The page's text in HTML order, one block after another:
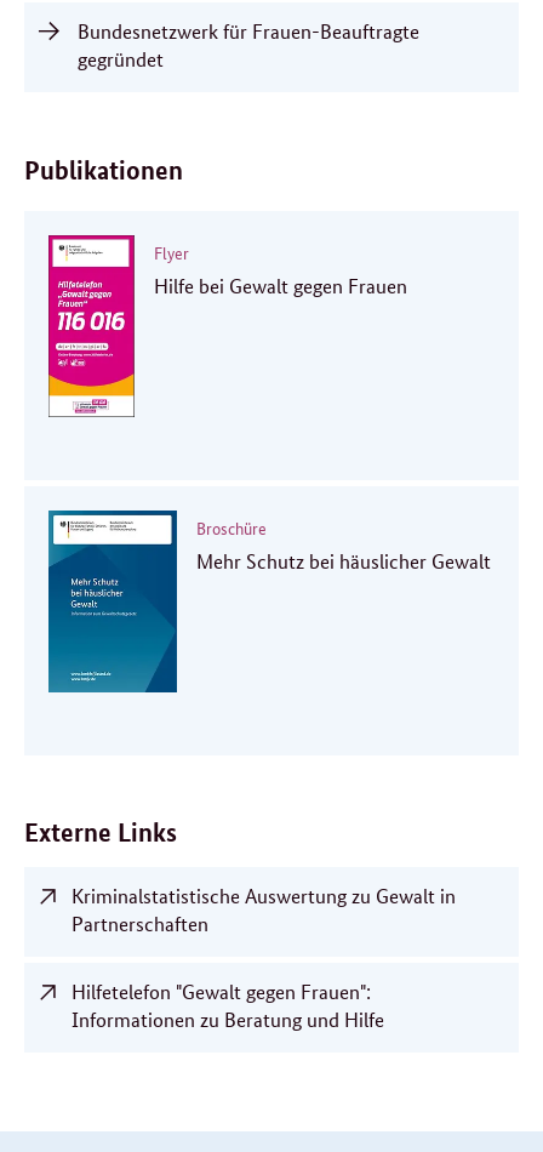
Bundesnetzwerk für Frauen-Beauftragte
gegründet
Publikationen
Flyer
Hilfe bei Gewalt gegen Frauen
Broschüre
Mehr Schutz bei häuslicher Gewalt
Externe Links
Kriminalstatistische Auswertung zu Gewalt in
Partnerschaften
Hilfetelefon "Gewalt gegen Frauen":
Informationen zu Beratung und Hilfe